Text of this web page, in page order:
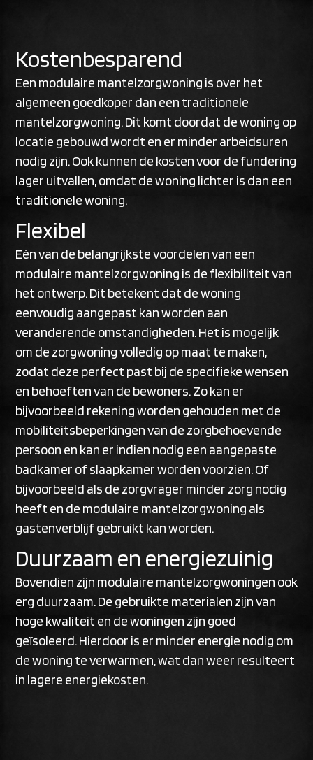
Kostenbesparend
Een modulaire mantelzorgwoning is over het
algemeen goedkoper dan een traditionele
mantelzorgwoning. Dit komt doordat de woning op
locatie gebouwd wordt en er minder arbeidsuren
nodig zijn. Ook kunnen de kosten voor de fundering
lager uitvallen, omdat de woning lichter is dan een
traditionele woning.
Flexibel
Eén van de belangrijkste voordelen van een
modulaire mantelzorgwoning is de flexibiliteit van
het ontwerp. Dit betekent dat de woning
eenvoudig aangepast kan worden aan
veranderende omstandigheden. Het is mogelijk
om de zorgwoning volledig op maat te maken,
zodat deze perfect past bij de specifieke wensen
en behoeften van de bewoners. Zo kan er
bijvoorbeeld rekening worden gehouden met de
mobiliteitsbeperkingen van de zorgbehoevende
persoon en kan er indien nodig een aangepaste
badkamer of slaapkamer worden voorzien. Of
bijvoorbeeld als de zorgvrager minder zorg nodig
heeft en de modulaire mantelzorgwoning als
gastenverblijf gebruikt kan worden.
Duurzaam en energiezuinig
Bovendien zijn modulaire mantelzorgwoningen ook
erg duurzaam. De gebruikte materialen zijn van
hoge kwaliteit en de woningen zijn goed
geïsoleerd. Hierdoor is er minder energie nodig om
de woning te verwarmen, wat dan weer resulteert
in lagere energiekosten.